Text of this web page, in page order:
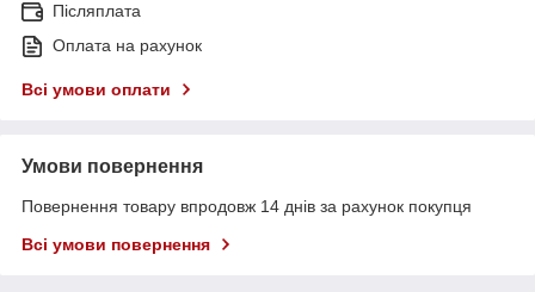
Післяплата
Оплата на рахунок
Всі умови оплати
Умови повернення
Повернення товару впродовж 14 днів за рахунок покупця
Всі умови повернення